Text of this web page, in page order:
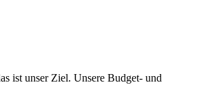
ist unser Ziel. Unsere Budget- und